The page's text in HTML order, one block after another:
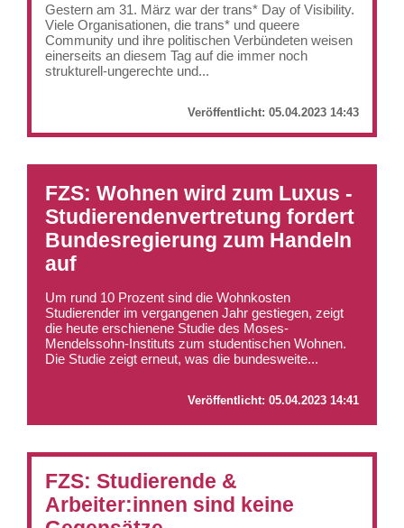
Gestern am 31. März war der trans* Day of Visibility.
Viele Organisationen, die trans* und queere
Community und ihre politischen Verbündeten weisen
einerseits an diesem Tag auf die immer noch
strukturell-ungerechte und...
Veröffentlicht:05.04.2023 14:43
FZS: Wohnen wird zum Luxus -
Studierendenvertretung fordert
Bundesregierung zum Handeln
auf
Um rund 10 Prozent sind die Wohnkosten
Studierender im vergangenen Jahr gestiegen, zeigt
die heute erschienene Studie des Moses-
Mendelssohn-Instituts zum studentischen Wohnen.
Die Studie zeigt erneut, was die bundesweite...
Veröffentlicht:05.04.2023 14:41
FZS: Studierende &
Arbeiter:innen sind keine